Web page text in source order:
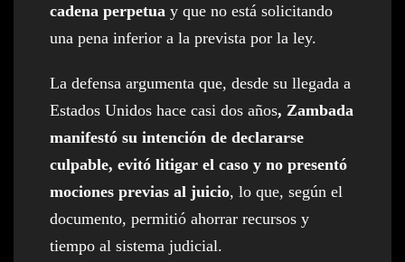
cadena perpetua y que no está solicitando
una pena inferior a la prevista por la ley.
La defensa argumenta que, desde su llegada a
Estados Unidos hace casi dos años, Zambada
manifestó su intención de declararse
culpable, evitó litigar el caso y no presentó
mociones previas al juicio, lo que, según el
documento, permitió ahorrar recursos y
tiempo al sistema judicial.